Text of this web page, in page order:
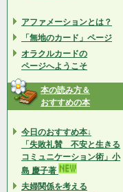
アファメーションとは？
「無地のカード」ページ
オラクルカードの
ページへようこそ
本の読み方＆
おすすめの本
今日のおすすめ本↓
「失敗礼賛 不安と生きる
コミュニケーション術」小
島 慶子著
夫婦関係を考える